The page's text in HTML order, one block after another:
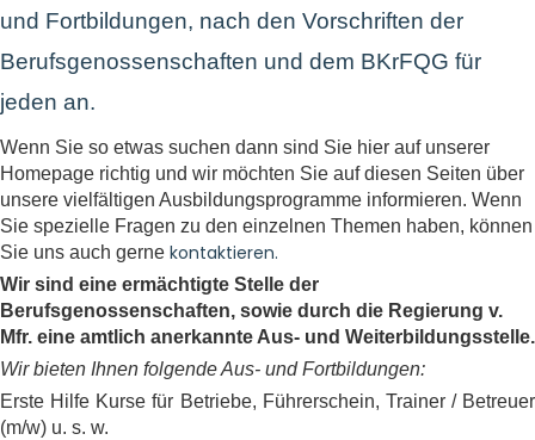
und Fortbildungen, nach den Vorschriften der
Berufsgenossenschaften und dem BKrFQG für
jeden an.
Wenn Sie so etwas suchen dann sind Sie hier auf unserer
Homepage richtig und wir möchten Sie auf diesen Seiten über
unsere vielfältigen Ausbildungsprogramme informieren. Wenn
Sie spezielle Fragen zu den einzelnen Themen haben, können
Sie uns auch gerne kontaktieren.
Wir sind eine ermächtigte Stelle der
Berufsgenossenschaften, sowie durch die Regierung v.
Mfr. eine amtlich anerkannte Aus- und Weiterbildungsstelle.
Wir bieten Ihnen folgende Aus- und Fortbildungen:
Erste Hilfe Kurse für Betriebe, Führerschein, Trainer / Betreuer
(m/w) u. s. w.